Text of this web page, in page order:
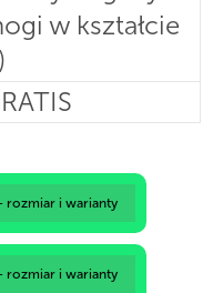
w kształcie
rozmiar i warianty
rozmiar i warianty